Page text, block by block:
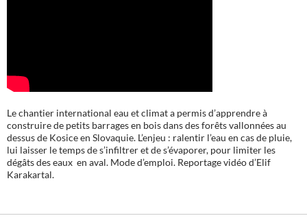
Le chantier international eau et climat a permis d’apprendre à
construire de petits barrages en bois dans des forêts vallonnées au
dessus de Kosice en Slovaquie. L’enjeu : ralentir l’eau en cas de pluie,
lui laisser le temps de s’infiltrer et de s’évaporer, pour limiter les
dégâts des eaux en aval. Mode d’emploi. Reportage vidéo d’Elif
Karakartal.